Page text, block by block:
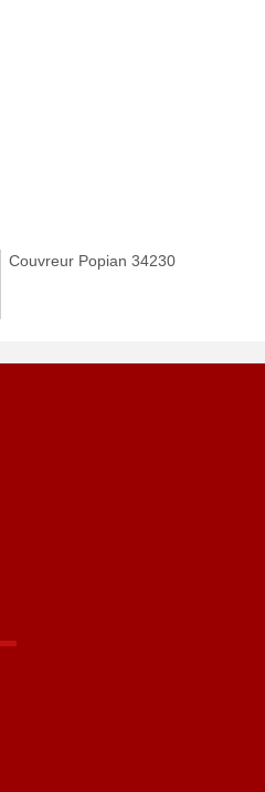
Couvreur Popian 34230